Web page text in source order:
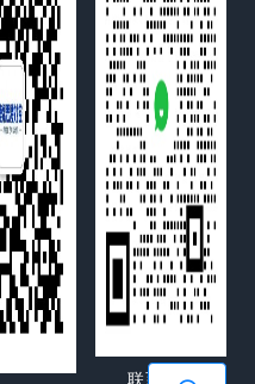
联系客服